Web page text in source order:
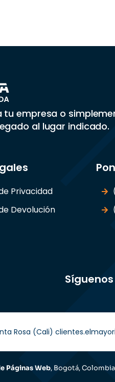
tu empresa o
al lugar indicado.
Privacidad
Devolución
Rosa (Cali)
Páginas Web, Bogotá,